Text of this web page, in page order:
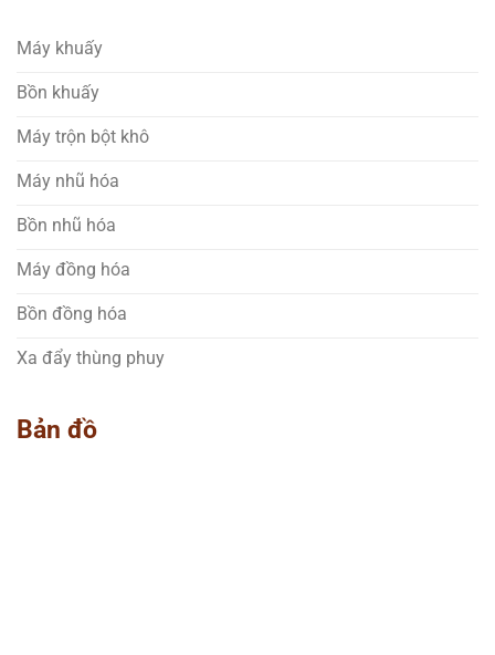
Máy khuấy
Bồn khuấy
Máy trộn bột khô
Máy nhũ hóa
Bồn nhũ hóa
Máy đồng hóa
Bồn đồng hóa
Xa đẩy thùng phuy
Bản đồ